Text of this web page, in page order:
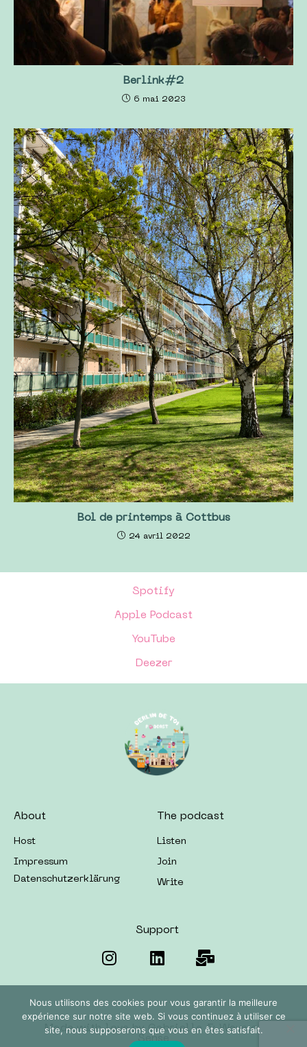
Berlink#2
6 mai 2023
Bol de printemps à Cottbus
24 avril 2022
Spotify
Apple Podcast
YouTube
Deezer
About
Host
Impressum
Datenschutzerklärung
The podcast
Listen
Join
Write
Support
Made with love by Gabrielle & Wave of
Sense
Nous utilisons des cookies pour vous garantir la meilleure
expérience sur notre site web. Si vous continuez à utiliser ce
site, nous supposerons que vous en êtes satisfait.